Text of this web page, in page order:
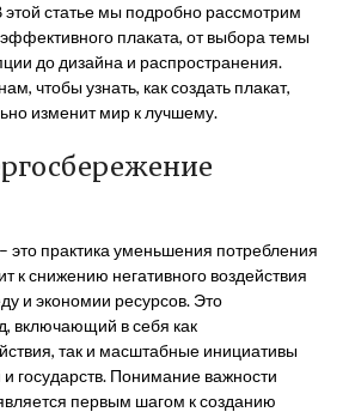
статье мы подробно рассмотрим
плаката, от выбора темы
до дизайна и распространения.
чтобы узнать, как создать плакат,
изменит мир к лучшему.
это практика уменьшения потребления
к снижению негативного воздействия
и экономии ресурсов. Это
включающий в себя как
так и масштабные инициативы
государств. Понимание важности
первым шагом к созданию